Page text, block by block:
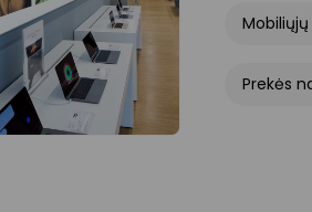
Prekės